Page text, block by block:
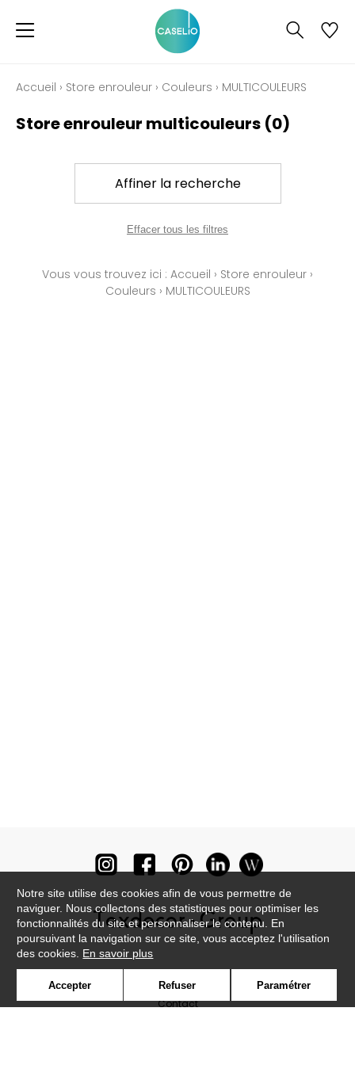
Accueil › Store enrouleur › Couleurs › MULTICOULEURS
Store enrouleur multicouleurs (0)
Affiner la recherche
Effacer tous les filtres
Vous vous trouvez ici : Accueil › Store enrouleur ›
Couleurs › MULTICOULEURS
Contact
Notre site utilise des cookies afin de vous permettre de
naviguer. Nous collectons des statistiques pour optimiser les
fonctionnalités du site et personnaliser le contenu. En
poursuivant la navigation sur ce site, vous acceptez l'utilisation
des cookies. En savoir plus
Accepter Refuser Paramétrer